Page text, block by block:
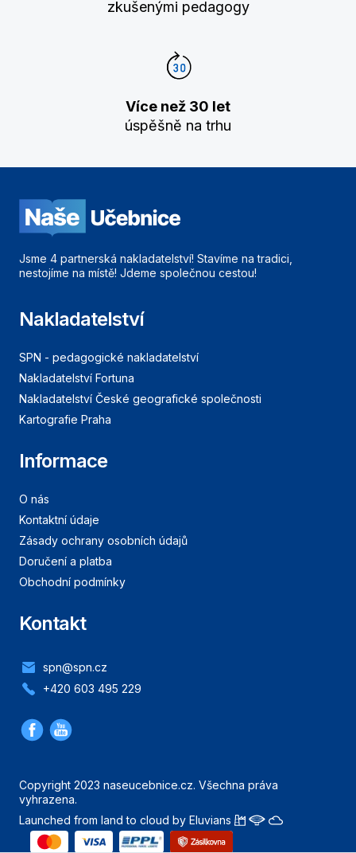
zkušenými pedagogy
Více než 30 let
úspěšně na trhu
Jsme 4 partnerská nakladatelství! Stavíme na tradici,
nestojíme na místě! Jdeme společnou cestou!
Nakladatelství
SPN - pedagogické nakladatelství
Nakladatelství Fortuna
Nakladatelství České geografické společnosti
Kartografie Praha
Informace
O nás
Kontaktní údaje
Zásady ochrany osobních údajů
Doručení a platba
Obchodní podmínky
Kontakt
spn@spn.cz
+420 603 495 229
Copyright 2023 naseucebnice.cz. Všechna práva
vyhrazena.
Launched from land to cloud by Eluvians